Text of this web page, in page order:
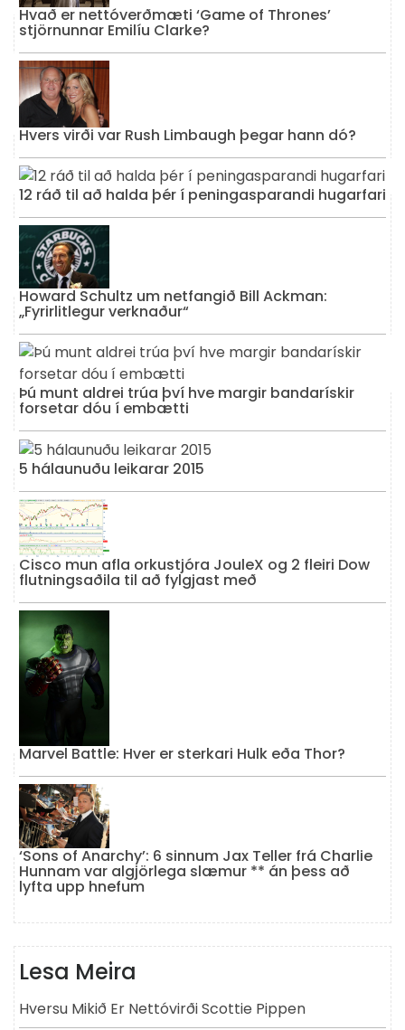
Hvað er nettóverðmæti ‘Game of Thrones’
stjörnunnar Emilíu Clarke?
Hvers virði var Rush Limbaugh þegar hann dó?
12 ráð til að halda þér í peningasparandi hugarfari
Howard Schultz um netfangið Bill Ackman:
„Fyrirlitlegur verknaður“
Þú munt aldrei trúa því hve margir bandarískir
forsetar dóu í embætti
5 hálaunuðu leikarar 2015
Cisco mun afla orkustjóra JouleX og 2 fleiri Dow
flutningsaðila til að fylgjast með
Marvel Battle: Hver er sterkari Hulk eða Thor?
‘Sons of Anarchy’: 6 sinnum Jax Teller frá Charlie
Hunnam var algjörlega slæmur ** án þess að
lyfta upp hnefum
Lesa Meira
Hversu Mikið Er Nettóvirði Scottie Pippen